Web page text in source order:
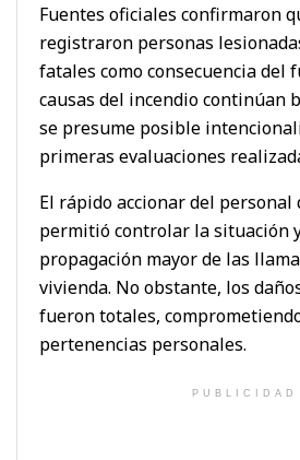
Fuentes oficiales confirmaron
registraron personas
fatales como consecuencia del
causas del incendio continúan
se presume posible
primeras evaluaciones
El rápido accionar del personal
permitió controlar la situación
propagación mayor de las
vivienda. No obstante, los
fueron totales,
pertenencias personales.
PUBLICIDAD